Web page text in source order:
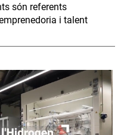
són referents
i talent